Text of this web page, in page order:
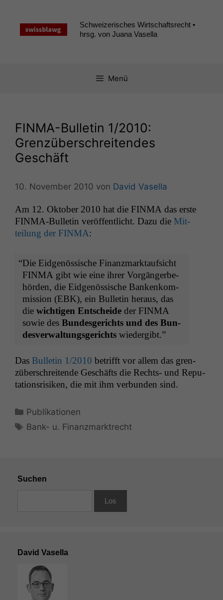
springen
Schweizerisches Wirtschaftsrecht •
hrsg. von Juana Vasella
Menü
FINMA-Bulletin 1/2010:
Grenzüberschreitendes
Geschäft
10. November 2010 von David Vasella
Am 12. Okto­ber 2010 hat die FINMA das erste
FIN­MA-Bul­letin veröf­fentlicht. Dazu die Mit­
teilung der FINMA:
“Die Eid­genös­sis­che Finanz­mark­tauf­sicht
FINMA gibt wie eine ihrer Vorgänger­be­
hör­den, die Eid­genös­sis­che Bankenkom­
mis­sion (EBK), ein Bul­letin her­aus, das
die wichti­gen Entschei­de der FINMA
sowie des Bun­des­gerichts und des Bun­
desver­wal­tungs­gerichts wiedergibt.”
Das Bul­letin 1/2010 bet­rifft vor allem das gren­
züber­schre­i­t­ende Geschäfts die Rechts- und Rep­u­
ta­tion­srisiken, die mit ihm ver­bun­den sind.
Kategorien
Publikationen
Schlagwörter
Bank- u. Finanzmarktrecht
Suchen
David Vasella